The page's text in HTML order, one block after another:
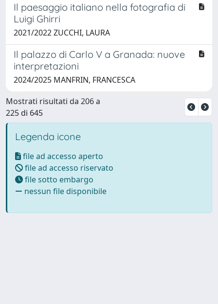
Il paesaggio italiano nella fotografia di
Luigi Ghirri
2021/2022 ZUCCHI, LAURA
Il palazzo di Carlo V a Granada: nuove
interpretazioni
2024/2025 MANFRIN, FRANCESCA
Mostrati risultati da 206 a
225 di 645
Legenda icone
file ad accesso aperto
file ad accesso riservato
file sotto embargo
nessun file disponibile